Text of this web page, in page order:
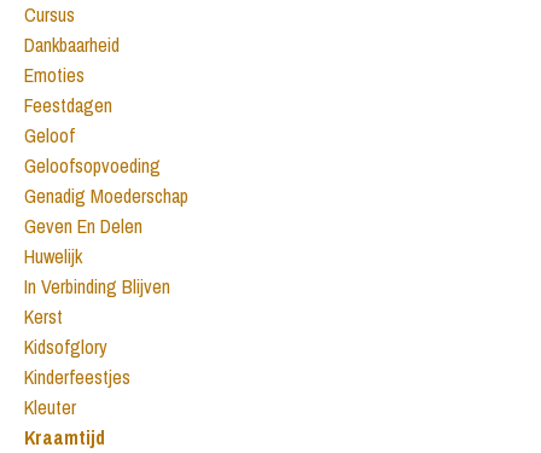
Cursus
Dankbaarheid
Emoties
Feestdagen
Geloof
Geloofsopvoeding
Genadig Moederschap
Geven En Delen
Huwelijk
In Verbinding Blijven
Kerst
Kidsofglory
Kinderfeestjes
Kleuter
Kraamtijd